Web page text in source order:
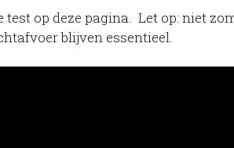
op deze pagina. Let op: niet
blijven essentieel.